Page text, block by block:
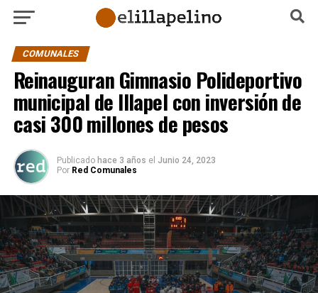
COMUNALES
Reinauguran Gimnasio Polideportivo
municipal de Illapel con inversión de
casi 300 millones de pesos
Publicado hace 3 años el Junio 24, 2023
Por Red Comunales